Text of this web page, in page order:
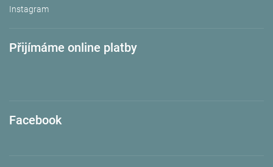
Instagram
Přijímáme online platby
Facebook